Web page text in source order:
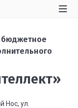
бюджетное
Нос, ул.